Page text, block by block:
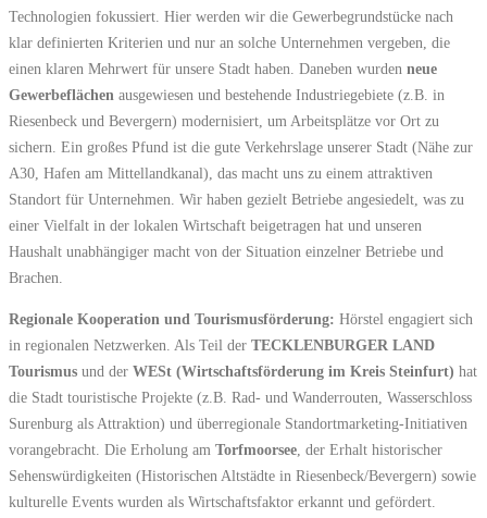
Technologien fokussiert. Hier werden wir die Gewerbegrundstücke nach
klar definierten Kriterien und nur an solche Unternehmen vergeben, die
einen klaren Mehrwert für unsere Stadt haben. Daneben wurden neue
Gewerbeflächen ausgewiesen und bestehende Industriegebiete (z.B. in
Riesenbeck und Bevergern) modernisiert, um Arbeitsplätze vor Ort zu
sichern. Ein großes Pfund ist die gute Verkehrslage unserer Stadt (Nähe zur
A30, Hafen am Mittellandkanal), das macht uns zu einem attraktiven
Standort für Unternehmen. Wir haben gezielt Betriebe angesiedelt, was zu
einer Vielfalt in der lokalen Wirtschaft beigetragen hat und unseren
Haushalt unabhängiger macht von der Situation einzelner Betriebe und
Brachen.
Regionale Kooperation und Tourismusförderung: Hörstel engagiert sich
in regionalen Netzwerken. Als Teil der TECKLENBURGER LAND
Tourismus und der WESt (Wirtschaftsförderung im Kreis Steinfurt) hat
die Stadt touristische Projekte (z.B. Rad- und Wanderrouten, Wasserschloss
Surenburg als Attraktion) und überregionale Standortmarketing-Initiativen
vorangebracht. Die Erholung am Torfmoorsee , der Erhalt historischer
Sehenswürdigkeiten (Historischen Altstädte in Riesenbeck/Bevergern) sowie
kulturelle Events wurden als Wirtschaftsfaktor erkannt und gefördert.